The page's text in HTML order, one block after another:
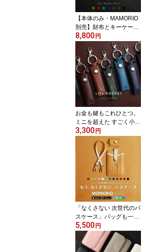
【本体のみ・MAMORIO
別売】財布とキーケース
がひとつに 本革ミニ財布
KeyWallet Mini｜スマー
トキー収納 小さい財布
メンズ レディース
8,800 円
お金も鍵もこれひとつ。
ミニを超えた すごく小さ
な財布 ナノウォレット
「nano Wallet」【小さ
な財布 ミニ財布 メンズ
財布 レディース 財布 レ
ザー 本革 財布 小銭入れ
3,300 円
「なくさない 次世代のパ
スケース」バッグも一緒
に守る、とても安全なパ
スケースです。「スマー
トパスケース」【定期入
5,500 円